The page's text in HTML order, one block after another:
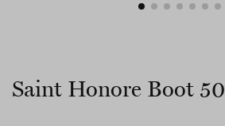
Saint Honore Boot 50